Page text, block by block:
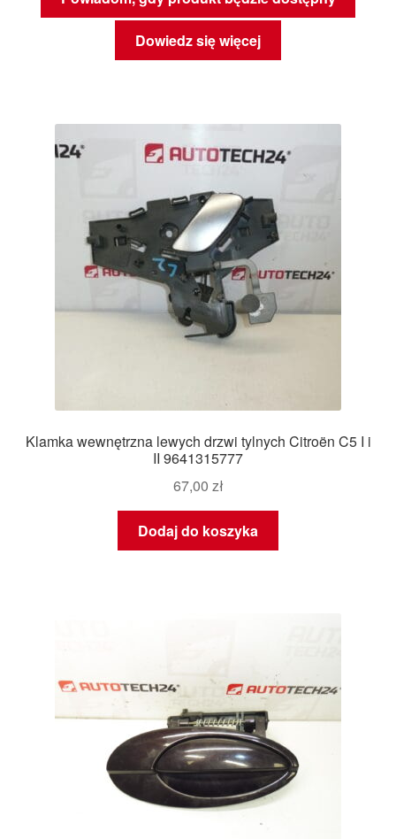
Dowiedz się więcej
Klamka wewnętrzna lewych drzwi tylnych Citroën C5 I i
II 9641315777
67,00 zł
Dodaj do koszyka